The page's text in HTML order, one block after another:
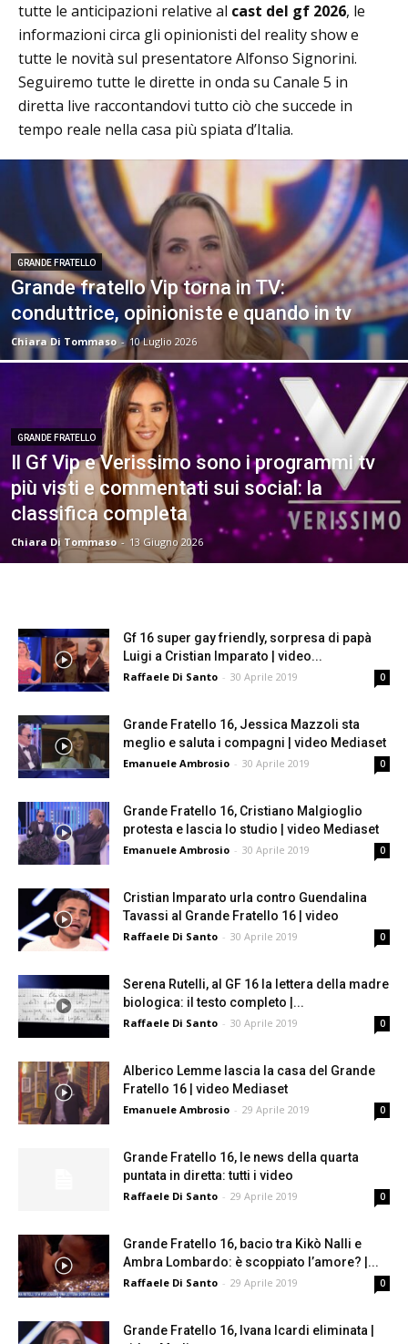
tutte le anticipazioni relative al cast del gf 2026, le
informazioni circa gli opinionisti del reality show e
tutte le novità sul presentatore Alfonso Signorini.
Seguiremo tutte le dirette in onda su Canale 5 in
diretta live raccontandovi tutto ciò che succede in
tempo reale nella casa più spiata d’Italia.
GRANDE FRATELLO
Grande fratello Vip torna in TV:
conduttrice, opinioniste e quando in tv
Chiara Di Tommaso - 10 Luglio 2026
GRANDE FRATELLO
Il Gf Vip e Verissimo sono i programmi tv
più visti e commentati sui social: la
classifica completa
Chiara Di Tommaso - 13 Giugno 2026
Gf 16 super gay friendly, sorpresa di papà
Luigi a Cristian Imparato | video...
Raffaele Di Santo - 30 Aprile 2019 0
Grande Fratello 16, Jessica Mazzoli sta
meglio e saluta i compagni | video Mediaset
Emanuele Ambrosio - 30 Aprile 2019 0
Grande Fratello 16, Cristiano Malgioglio
protesta e lascia lo studio | video Mediaset
Emanuele Ambrosio - 30 Aprile 2019 0
Cristian Imparato urla contro Guendalina
Tavassi al Grande Fratello 16 | video
Raffaele Di Santo - 30 Aprile 2019 0
Serena Rutelli, al GF 16 la lettera della madre
biologica: il testo completo |...
Raffaele Di Santo - 30 Aprile 2019 0
Alberico Lemme lascia la casa del Grande
Fratello 16 | video Mediaset
Emanuele Ambrosio - 29 Aprile 2019 0
Grande Fratello 16, le news della quarta
puntata in diretta: tutti i video
Raffaele Di Santo - 29 Aprile 2019 0
Grande Fratello 16, bacio tra Kikò Nalli e
Ambra Lombardo: è scoppiato l’amore? |...
Raffaele Di Santo - 29 Aprile 2019 0
Grande Fratello 16, Ivana Icardi eliminata |